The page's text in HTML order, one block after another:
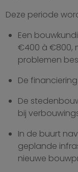
Deze periode
Een
€400 à €800,
problemen
De
De
bij
In de buurt
geplande
nieuwe